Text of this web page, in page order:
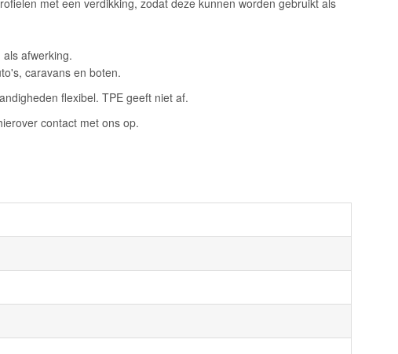
met een verdikking, zodat deze kunnen worden gebruikt als
afwerking.
caravans en boten.
flexibel. TPE geeft niet af.
contact met ons op.